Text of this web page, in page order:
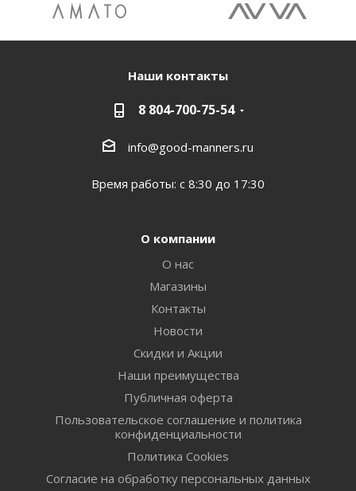
Наши контакты
8 804-700-75-54
info@good-manners.ru
Время работы: с 8:30 до 17:30
О компании
О нас
Магазины
Контакты
Новости
Скидки и Акции
Наши преимущества
Публичная оферта
Пользовательское соглашение и политика
конфиденциальности
Политика Cookies
Согласие на обработку персональных данных